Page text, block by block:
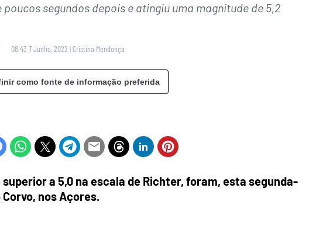
segundos depois e atingiu uma magnitude de 5,2
08:43 7 Junho, 2022 | Cristina Mendonça
como fonte de informação preferida
a 5,0 na escala de Richter, foram, esta segunda-
nos Açores.